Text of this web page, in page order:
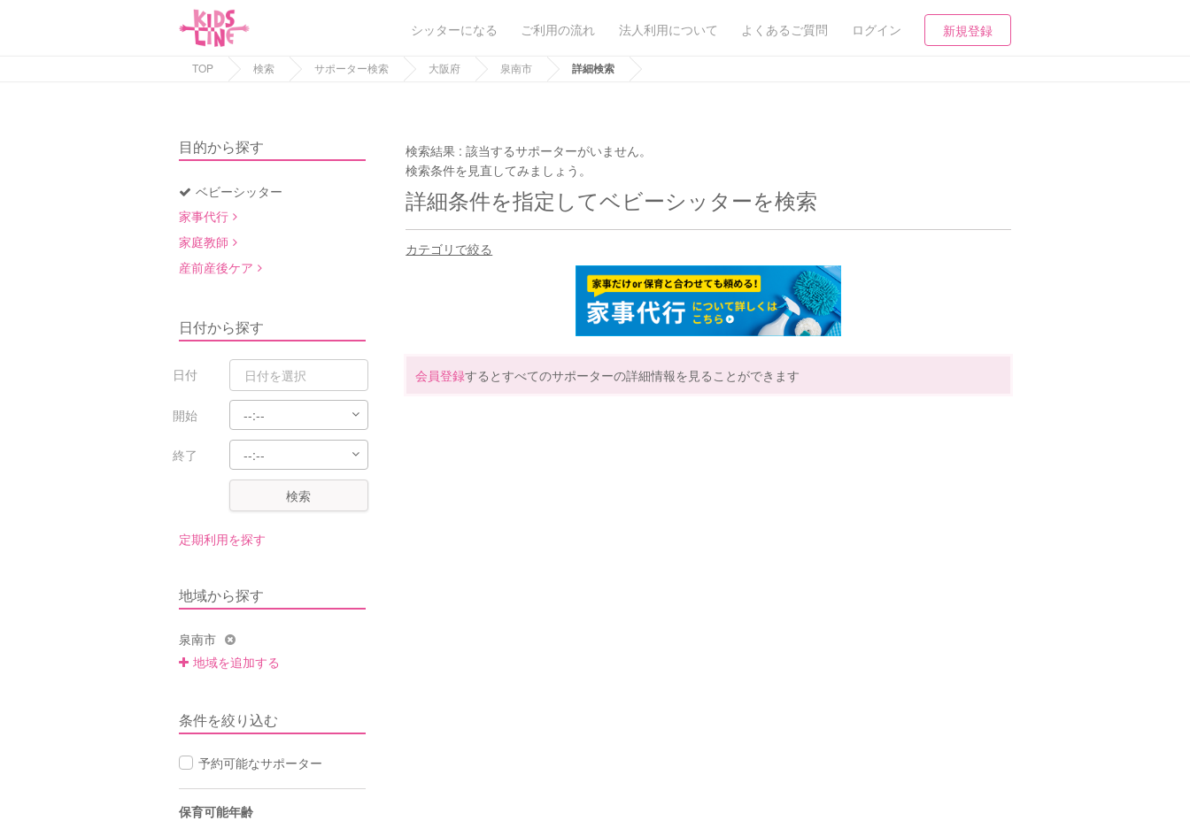
シッターになる ご利用の流れ 法人利用について よくあるご質問 ログイン 新規登録
TOP 検索 サポーター検索 大阪府 泉南市 詳細検索
目的から探す
ベビーシッター
家事代行
家庭教師
産前産後ケア
日付から探す
日付
開始
終了
検索
定期利用を探す
地域から探す
泉南市
地域を追加する
条件を絞り込む
予約可能なサポーター
保育可能年齢
検索結果 :該当するサポーターがいません。
検索条件を見直してみましょう。
詳細条件を指定してベビーシッターを検索
カテゴリで絞る
会員登録するとすべてのサポーターの詳細情報を見ることができます